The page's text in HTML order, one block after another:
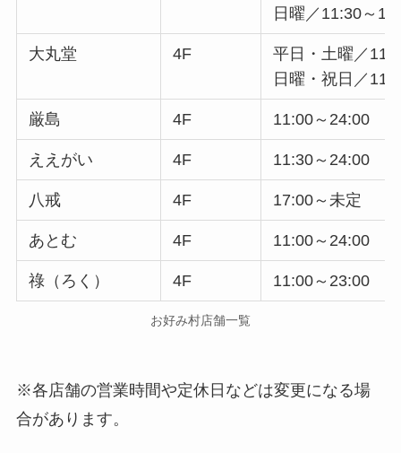
日曜／11:30～
大丸堂 4F
平日・土曜／
日曜・祝日／
厳島 4F 11:00～24:00
ええがい 4F 11:30～24:00
八戒 4F 17:00～未定
あとむ 4F 11:00～24:00
祿（ろく） 4F 11:00～23:00
お好み村店舗一覧
※各店舗の営業時間や定休日などは変更になる場
合があります。